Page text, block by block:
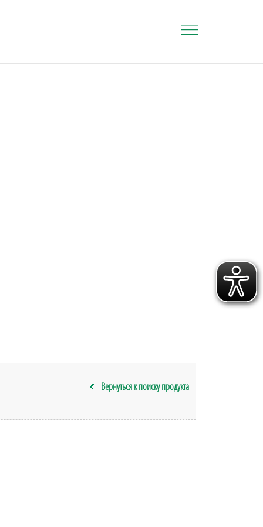
Вернуться к поиску продукта